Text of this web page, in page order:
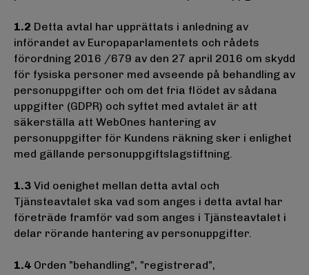
1.2 Detta avtal har upprättats i anledning av
införandet av Europaparlamentets och rådets
förordning 2016 /679 av den 27 april 2016 om skydd
för fysiska personer med avseende på behandling av
personuppgifter och om det fria flödet av sådana
uppgifter (GDPR) och syftet med avtalet är att
säkerställa att WebOnes hantering av
personuppgifter för Kundens räkning sker i enlighet
med gällande personuppgiftslagstiftning.
1.3 Vid oenighet mellan detta avtal och
Tjänsteavtalet ska vad som anges i detta avtal har
företräde framför vad som anges i Tjänsteavtalet i
delar rörande hantering av personuppgifter.
1.4 Orden ”behandling”, ”registrerad”,